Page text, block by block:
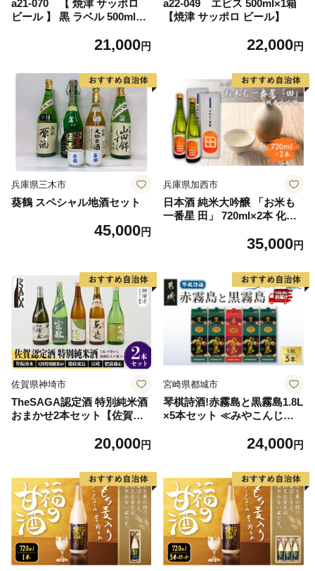
a21-070 【 焼津 サッポロ
ビール 】 黒 ラベル 500ml×1
21,000円
a22-049 エビス 500ml×1箱
【焼津 サッポロ ビール】
22,000円
兵庫県三木市
葵鶴 スペシャル地酒セット
45,000円
兵庫県加西市
日本酒 純米大吟醸 「お米も
一番星 田」 720ml×2本 化粧
アルコール ギフト プレゼン
35,000円
佐賀県神埼市
TheSAGA認定酒 特別純米酒
おまかせ2本セット【佐賀認
本酒 冷酒 熱燗 飲み比べ 贈
20,000円
宮崎県都城市
琴棋詩酒!赤霧島と黒霧島1.8L
×5本セット ≪みやこんじょ
24,000円